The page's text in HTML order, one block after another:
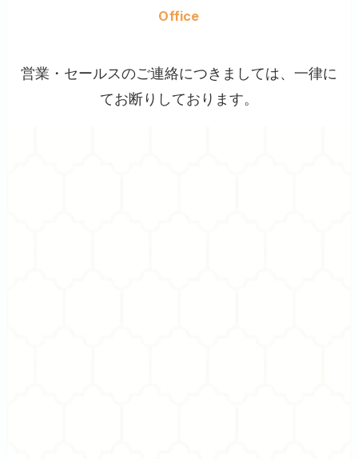
Office
営業・セールスのご連絡につきましては、一律に
てお断りしております。